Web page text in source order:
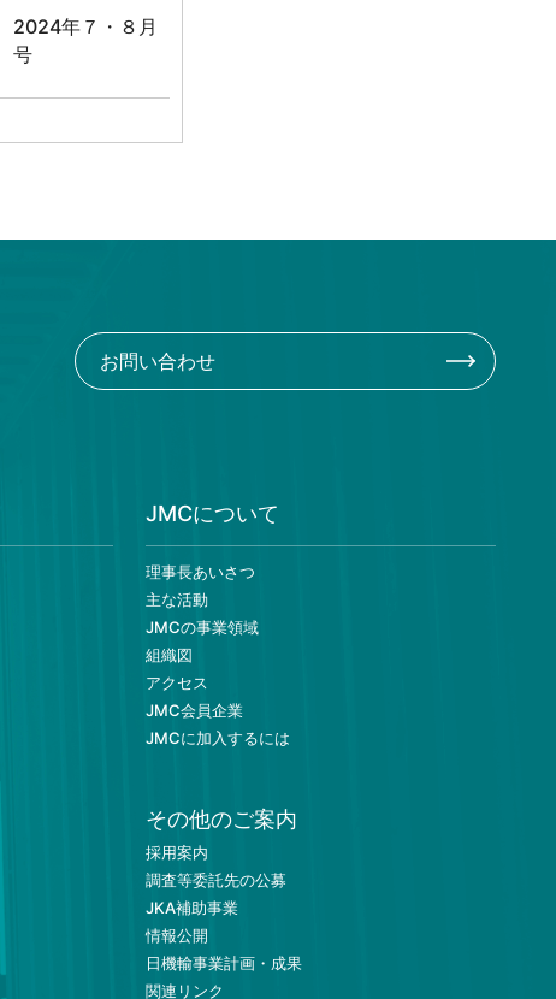
2024年７・８月
号
2023年１０月号
2022年７・８月
お問い合わせ
JMCについて
理事長あいさつ
主な活動
JMCの事業領域
組織図
アクセス
JMC会員企業
JMCに加入するには
その他のご案内
採用案内
調査等委託先の公募
JKA補助事業
情報公開
日機輸事業計画・成果
関連リンク